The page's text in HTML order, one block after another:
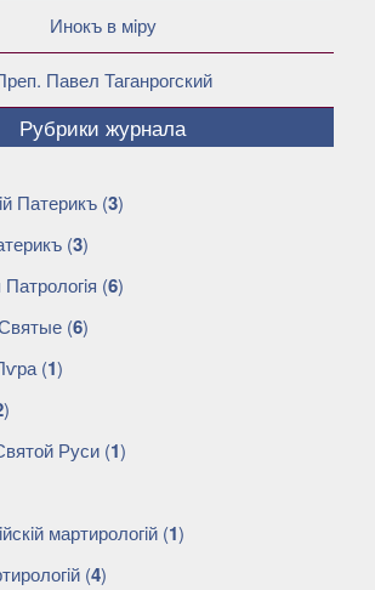
Инокъ в мiру
Павел Таганрогский
Рубрики журнала
Патерикъ(3)
(3)
(6)
(6)
(1)
)
Руси(1)
мартирологiй(1)
(4)